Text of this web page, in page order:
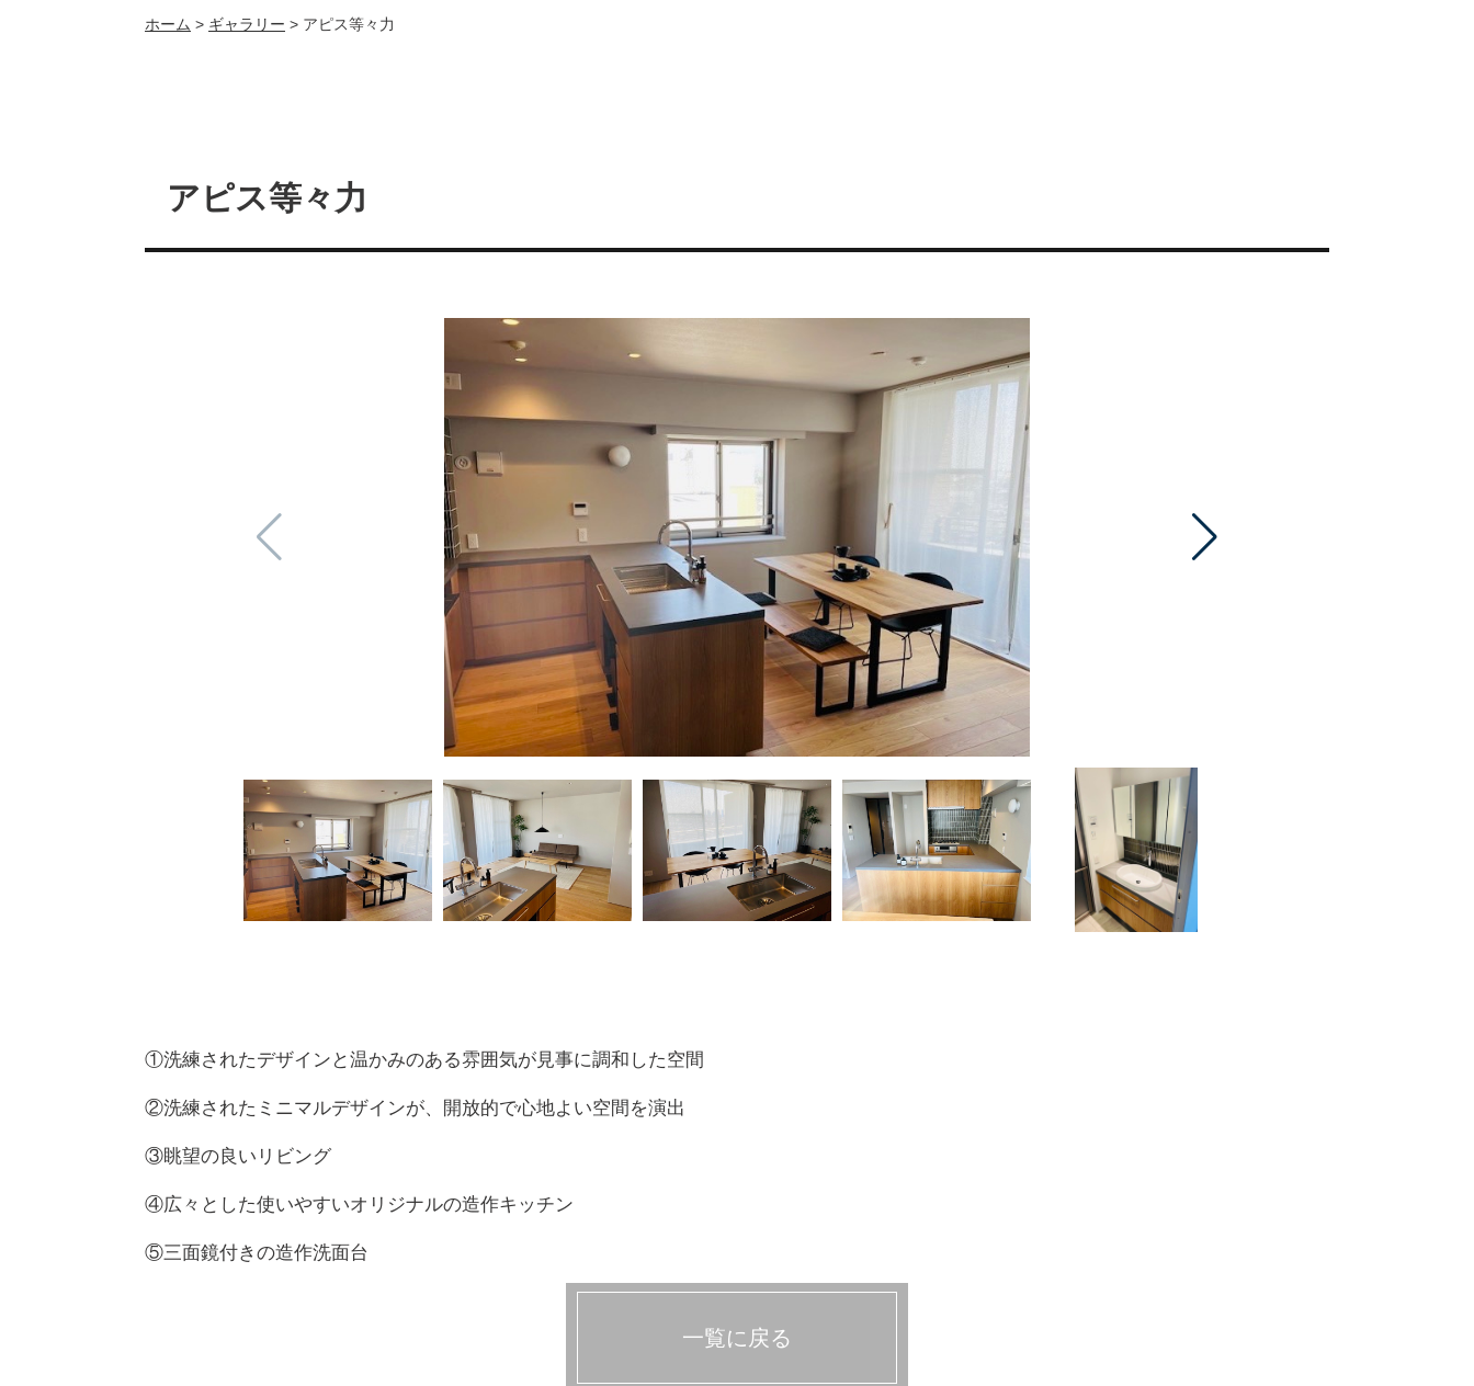
ホーム > ギャラリー > アピス等々力
アピス等々力
①洗練されたデザインと温かみのある雰囲気が見事に調和した空間
②洗練されたミニマルデザインが、開放的で心地よい空間を演出
③眺望の良いリビング
④広々とした使いやすいオリジナルの造作キッチン
⑤三面鏡付きの造作洗面台
一覧に戻る